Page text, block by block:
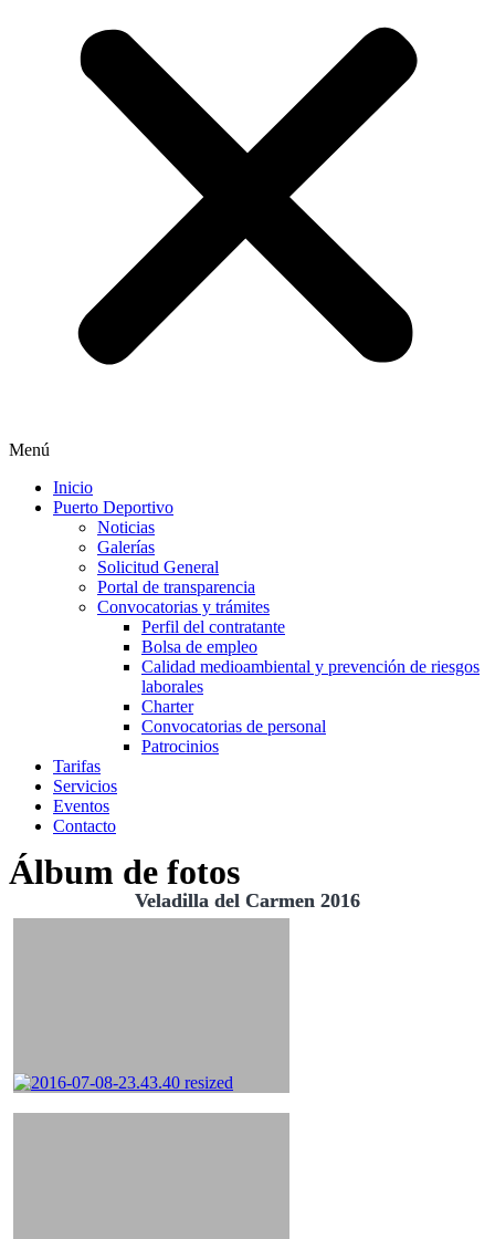
Menú
Inicio
Puerto Deportivo
Noticias
Galerías
Solicitud General
Portal de transparencia
Convocatorias y trámites
Perfil del contratante
Bolsa de empleo
Calidad medioambiental y prevención de riesgos
laborales
Charter
Convocatorias de personal
Patrocinios
Tarifas
Servicios
Eventos
Contacto
Álbum de fotos
Veladilla del Carmen 2016